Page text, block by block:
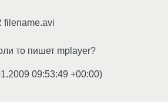
filename.avi
то пишет mplayer?
09:53:49 +00:00)